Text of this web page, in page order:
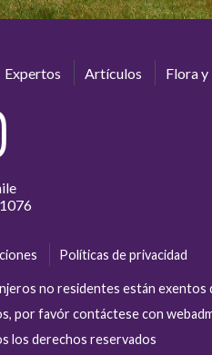
Expertos Artículos Flora y
Políticas de privacidad
no residentes están exentos
por favór contáctese con
los derechos reservados